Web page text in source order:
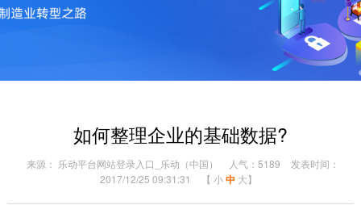
如何整理企业的基础数据?
来源： 乐动平台网站登录入口_乐动（中国） 人气：5189
发表时间：
2017/12/25 09:31:31
【 小中 大】